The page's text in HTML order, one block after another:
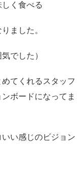
く食べる
ました。
でした）
てくれるスタッフ
ボードになってま
い感じのビジョン